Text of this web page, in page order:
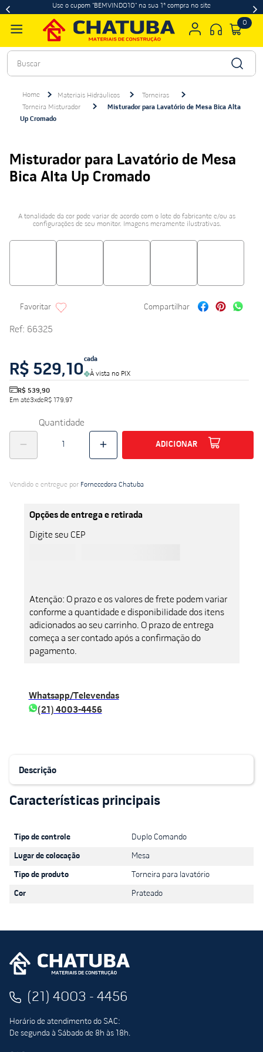
Use o cupom "BEMVINDO10" na sua 1ª compra no site
0
Buscar
Materiais Hidráulicos
Torneiras
Torneira Misturador
Misturador para Lavatório de Mesa Bica Alta
Up Cromado
Misturador para Lavatório de Mesa
Bica Alta Up Cromado
A tonalidade da cor pode variar de acordo com o lote do fabricante e/ou as
configurações de seu monitor. Imagens meramente ilustrativas.
Ref: 66325
R$ 529,10
cada
À vista no PIX
R$ 539,90
Em até3xdeR$ 179,97
Quantidade
ADICIONAR
Vendido e entregue por Fornecedora Chatuba
Opções de entrega e retirada
Digite seu CEP
Atenção: O prazo e os valores de frete podem variar
conforme a quantidade e disponibilidade dos itens
adicionados ao seu carrinho. O prazo de entrega
começa a ser contado após a confirmação do
pagamento.
Whatsapp/Televendas
(21) 4003-4456
Descrição
Tipo de controle Duplo Comando
Lugar de colocação Mesa
Tipo de produto Torneira para lavatório
Cor Prateado
(21) 4003 - 4456
Horário de atendimento do SAC:
De segunda à Sábado de 8h às 18h.